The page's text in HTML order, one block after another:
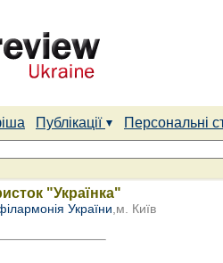
Публікації
Персональні
"Українка"
України ,м. Київ